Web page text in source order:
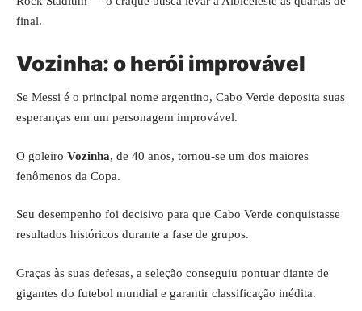
final.
Vozinha: o herói improvável
Se Messi é o principal nome argentino, Cabo Verde deposita suas
esperanças em um personagem improvável.
O goleiro Vozinha, de 40 anos, tornou-se um dos maiores
fenômenos da Copa.
Seu desempenho foi decisivo para que Cabo Verde conquistasse
resultados históricos durante a fase de grupos.
Graças às suas defesas, a seleção conseguiu pontuar diante de
gigantes do futebol mundial e garantir classificação inédita.